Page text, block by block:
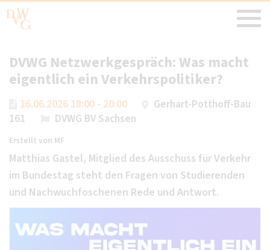
DVWG Netzwerkgespräch: Was macht
eigentlich ein Verkehrspolitiker?
16.06.2026 18:00 - 20:00
Gerhart-Potthoff-Bau
161
DVWG BV Sachsen
Erstellt von MF
Matthias Gastel, Mitglied des Ausschuss für Verkehr
im Bundestag steht den Fragen von Studierenden
und Nachwuchfoschenen Rede und Antwort.